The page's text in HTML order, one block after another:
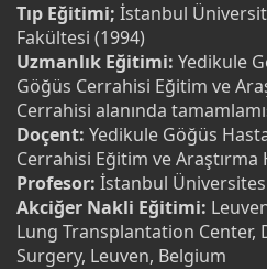
Tıp Eğitimi; İstanbul
Fakültesi (1994)
Uzmanlık Eğitimi: Yedikule
Göğüs Cerrahisi Eğitim ve
Cerrahisi alanında
Doçent: Yedikule Göğüs
Cerrahisi Eğitim ve Araştırma
Profesor: İstanbul
Akciğer Nakli Eğitimi:
Lung Transplantation
Surgery, Leuven, Belgium